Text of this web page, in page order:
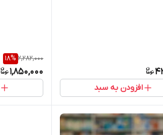
افزودن به سبد
2,282,000
18%
1,850,000